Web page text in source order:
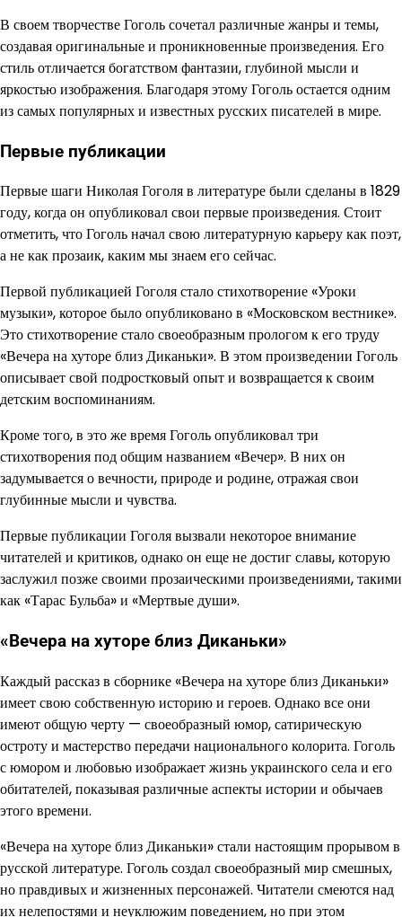
В своем творчестве Гоголь сочетал различные жанры и темы,
создавая оригинальные и проникновенные произведения. Его
стиль отличается богатством фантазии, глубиной мысли и
яркостью изображения. Благодаря этому Гоголь остается одним
из самых популярных и известных русских писателей в мире.
Первые публикации
Первые шаги Николая Гоголя в литературе были сделаны в 1829
году, когда он опубликовал свои первые произведения. Стоит
отметить, что Гоголь начал свою литературную карьеру как поэт,
а не как прозаик, каким мы знаем его сейчас.
Первой публикацией Гоголя стало стихотворение «Уроки
музыки», которое было опубликовано в «Московском вестнике».
Это стихотворение стало своеобразным прологом к его труду
«Вечера на хуторе близ Диканьки». В этом произведении Гоголь
описывает свой подростковый опыт и возвращается к своим
детским воспоминаниям.
Кроме того, в это же время Гоголь опубликовал три
стихотворения под общим названием «Вечер». В них он
задумывается о вечности, природе и родине, отражая свои
глубинные мысли и чувства.
Первые публикации Гоголя вызвали некоторое внимание
читателей и критиков, однако он еще не достиг славы, которую
заслужил позже своими прозаическими произведениями, такими
как «Тарас Бульба» и «Мертвые души».
«Вечера на хуторе близ Диканьки»
Каждый рассказ в сборнике «Вечера на хуторе близ Диканьки»
имеет свою собственную историю и героев. Однако все они
имеют общую черту — своеобразный юмор, сатирическую
остроту и мастерство передачи национального колорита. Гоголь
с юмором и любовью изображает жизнь украинского села и его
обитателей, показывая различные аспекты истории и обычаев
этого времени.
«Вечера на хуторе близ Диканьки» стали настоящим прорывом в
русской литературе. Гоголь создал своеобразный мир смешных,
но правдивых и жизненных персонажей. Читатели смеются над
их нелепостями и неуклюжим поведением, но при этом